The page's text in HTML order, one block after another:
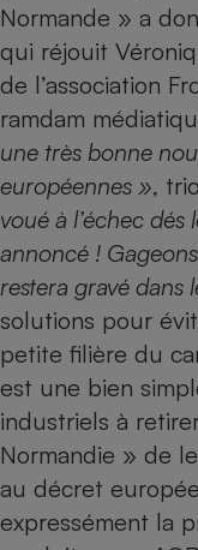
Normande » a
qui réjouit
de l’association
ramdam
une très bonne
européennes »,
voué à l’échec
annoncé !
restera gravé dans
solutions pour
petite filière du
est une bien
industriels à
Normandie » de
au décret
expressément la